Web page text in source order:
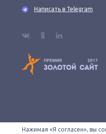
Написать в Telegram
Нажимая «Я согласен», вы